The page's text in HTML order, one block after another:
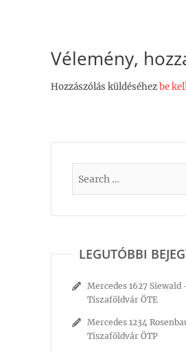
Vélemény,
Hozzászólás küldéséhezbe
LEGUTÓBBI
Mercedes 1627 Siewald
Tiszaföldvár ÖTE
Mercedes 1234
Tiszaföldvár ÖTP